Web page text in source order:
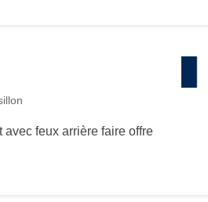
feux arrière faire offre